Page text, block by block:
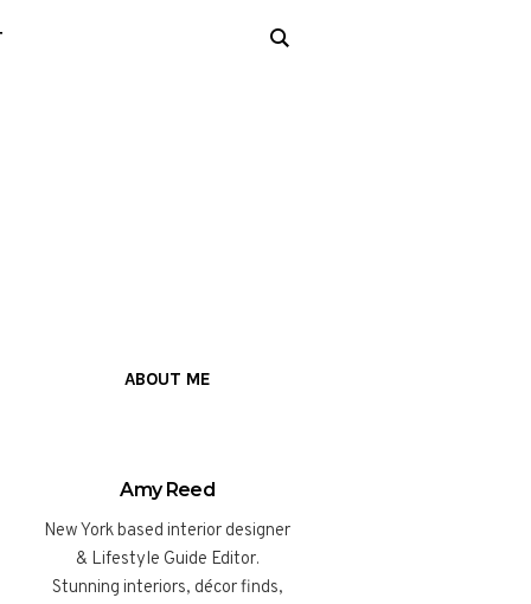
ABOUT ME
Amy Reed
New York based interior designer
& Lifestyle Guide Editor.
Stunning interiors, décor finds,